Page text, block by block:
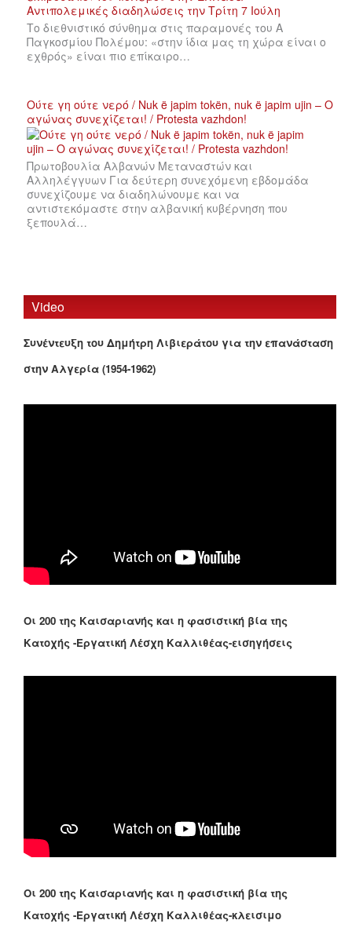
Το διεθνιστικό σύνθημα στις παραμονές του Α
Παγκοσμίου Πολέμου: «στην ίδια μας τη χώρα είναι ο
εχθρός» είναι πιο επίκαιρο…
Ούτε γη ούτε νερό / Nuk ë japim tokën, nuk ë japim ujin – Ο
αγώνας συνεχίζεται! / Protesta vazhdon!
Πρωτοβουλία Αλβανών Μεταναστών και
Αλληλέγγυων Για δεύτερη συνεχόμενη εβδομάδα
συνεχίζουμε να διαδηλώνουμε και να
αντιστεκόμαστε στην αλβανική κυβέρνηση που
ξεπουλά…
Video
Συνέντευξη του Δημήτρη Λιβιεράτου για την επανάσταση
στην Αλγερία (1954-1962)
Οι 200 της Καισαριανής και η φασιστική βία της
Κατοχής -Εργατική Λέσχη Καλλιθέας-εισηγήσεις
Οι 200 της Καισαριανής και η φασιστική βία της
Κατοχής -Εργατική Λέσχη Καλλιθέας-κλεισιμο